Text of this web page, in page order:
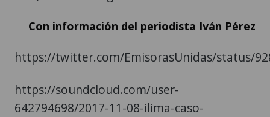
Con información del periodista Iván Pérez
https://twitter.com/EmisorasUnidas/status/
https://soundcloud.com/user-
642794698/2017-11-08-ilima-caso-